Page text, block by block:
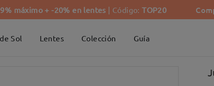
máximo + -20% en lentes | Código:TOP20
Sol Lentes Colección Guía